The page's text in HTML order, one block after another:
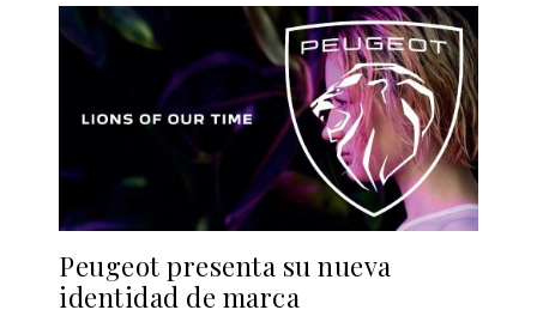
Peugeot presenta su nueva
identidad de marca